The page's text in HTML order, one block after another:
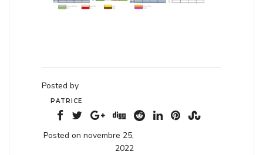
Posted by
PATRICE
Posted on novembre 25,
2022